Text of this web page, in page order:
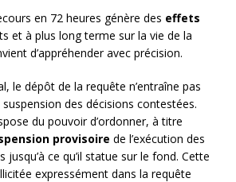
en 72 heures génère des effets
et à plus long terme sur la vie de la
d’appréhender avec précision.
le dépôt de la requête n’entraîne pas
des décisions contestées.
du pouvoir d’ordonner, à titre
provisoire de l’exécution des
ce qu’il statue sur le fond. Cette
expressément dans la requête